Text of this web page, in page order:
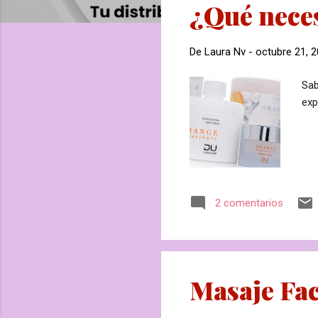
¿Qué
De Laura Nv - octubre 21,
2 comentarios
Masaje